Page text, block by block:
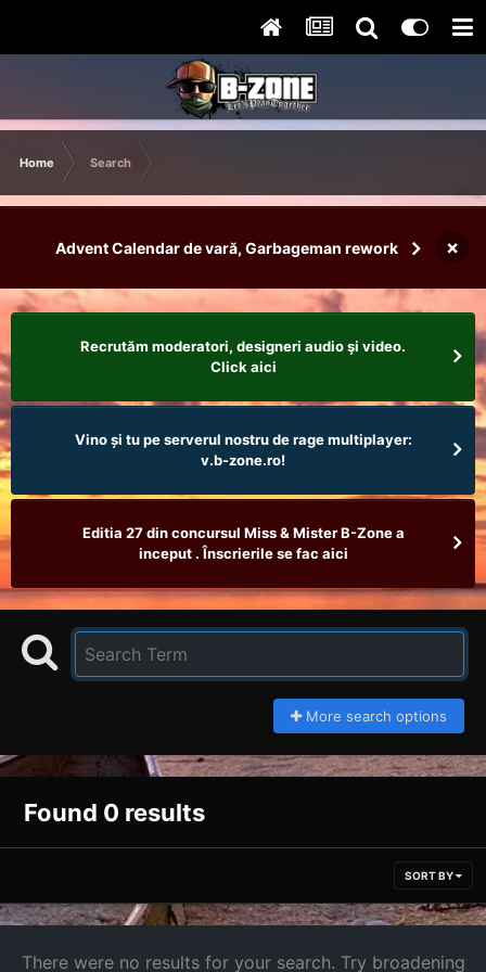
Home Search
Advent Calendar de vară, Garbageman rework ×
Recrutăm moderatori, designeri audio şi video.
Click aici
Vino și tu pe serverul nostru de rage multiplayer:
v.b-zone.ro!
Editia 27 din concursul Miss & Mister B-Zone a
inceput . Înscrierile se fac aici
More search options
Found 0 results
SORT BY
There were no results for your search. Try broadening